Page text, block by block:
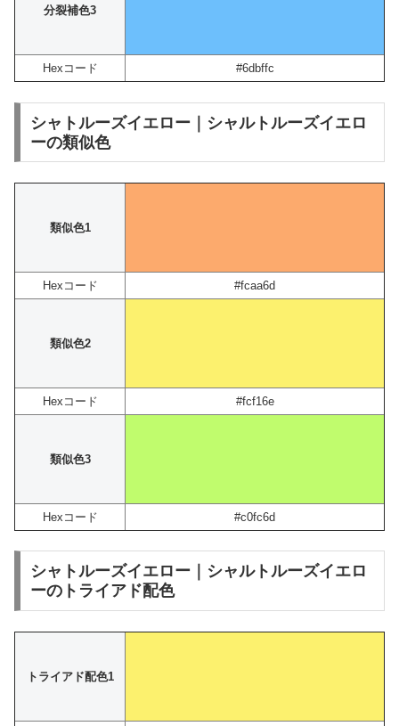
分裂補色3
Hexコード #6dbffc
シャトルーズイエロー｜シャルトルーズイエロ
ーの類似色
類似色1
Hexコード #fcaa6d
類似色2
Hexコード #fcf16e
類似色3
Hexコード #c0fc6d
シャトルーズイエロー｜シャルトルーズイエロ
ーのトライアド配色
トライアド配色1